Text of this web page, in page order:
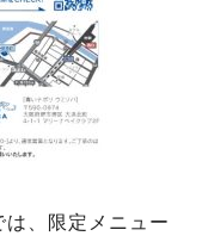
、限定メニュー